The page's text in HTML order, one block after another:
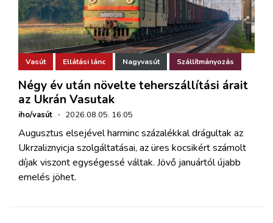
Vasút Ellátási lánc Nagyvasút Szállítmányozás
Négy év után növelte teherszállítási árait
az Ukrán Vasutak
iho/vasút · 2026.08.05. 16:05
Augusztus elsejével harminc százalékkal drágultak az
Ukrzaliznyicja szolgáltatásai, az üres kocsikért számolt
díjak viszont egységessé váltak. Jövő januártól újabb
emelés jöhet.